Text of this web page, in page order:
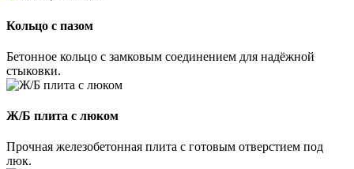
Кольцо с пазом
Бетонное кольцо с замковым соединением для надёжной
стыковки.
Ж/Б плита с люком
Прочная железобетонная плита с готовым отверстием под
люк.